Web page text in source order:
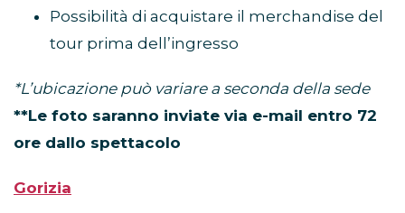
Possibilità di acquistare il merchandise del
tour prima dell’ingresso
*L’ubicazione può variare a seconda della sede
**Le foto saranno inviate via e-mail entro 72
ore dallo spettacolo
Gorizia